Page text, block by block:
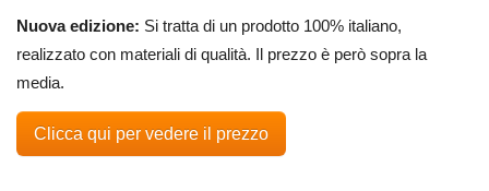
Nuova edizione: Si tratta di un prodotto 100% italiano,
realizzato con materiali di qualità. Il prezzo è però sopra la
media.
Clicca qui per vedere il prezzo